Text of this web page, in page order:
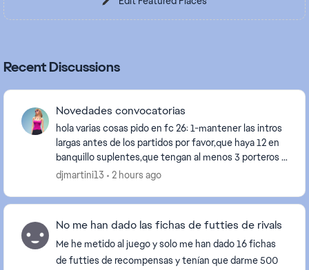
Recent Discussions
Novedades convocatorias
hola varias cosas pido en fc 26: 1-mantener las intros
largas antes de los partidos por favor,que haya 12 en
banquillo suplentes,que tengan al menos 3 porteros y
3 porteras en las 3 ligas españa ok...
djmartini13 2 hours ago
No me han dado las fichas de futties de rivals
Me he metido al juego y solo me han dado 16 fichas
de futties de recompensas y tenían que darme 500